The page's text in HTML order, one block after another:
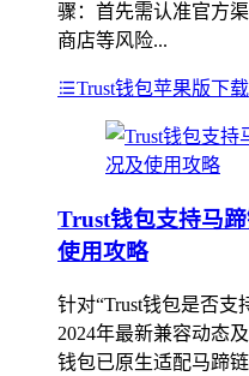
骤：首先需认准官方
商店等风险...
Trust钱包苹果版下载
Trust钱包支持马
使用攻略
针对“Trust钱包是否支
2024年最新兼容动态
钱包已原生适配马蹄